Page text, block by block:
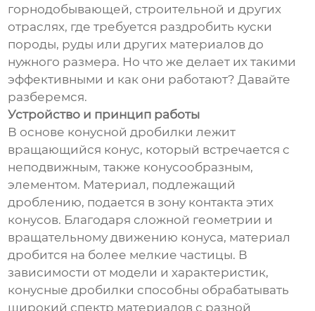
горнодобывающей, строительной и других
отраслях, где требуется раздробить куски
породы, руды или других материалов до
нужного размера. Но что же делает их такими
эффективными и как они работают? Давайте
разберемся.
Устройство и принцип работы
В основе конусной дробилки лежит
вращающийся конус, который встречается с
неподвижным, также конусообразным,
элементом. Материал, подлежащий
дроблению, подается в зону контакта этих
конусов. Благодаря сложной геометрии и
вращательному движению конуса, материал
дробится на более мелкие частицы. В
зависимости от модели и характеристик,
конусные дробилки способны обрабатывать
широкий спектр материалов с разной